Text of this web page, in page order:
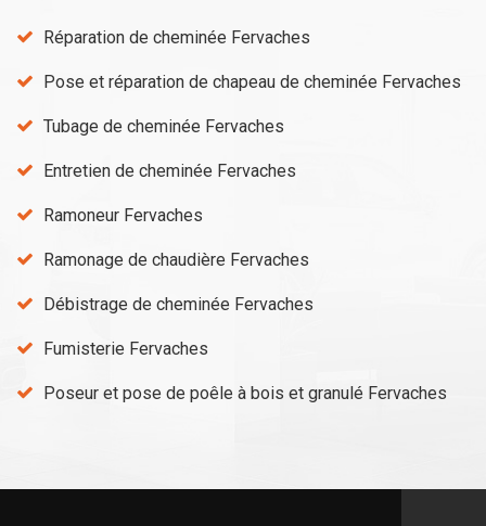
Réparation de cheminée Fervaches
Pose et réparation de chapeau de cheminée Fervaches
Tubage de cheminée Fervaches
Entretien de cheminée Fervaches
Ramoneur Fervaches
Ramonage de chaudière Fervaches
Débistrage de cheminée Fervaches
Fumisterie Fervaches
Poseur et pose de poêle à bois et granulé Fervaches